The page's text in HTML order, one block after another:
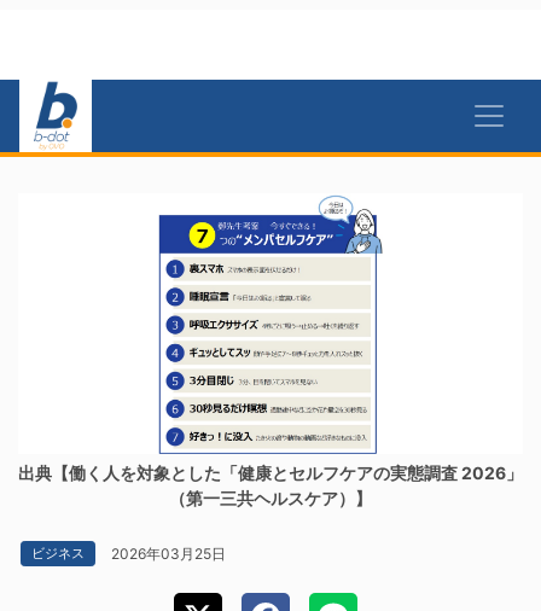
出典【働く人を対象とした「健康とセルフケアの実態調査 2026」
（第一三共ヘルスケア）】
ビジネス 2026年03月25日